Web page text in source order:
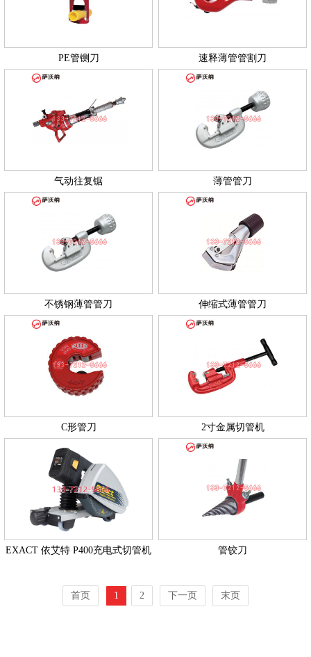
PE管铡刀 速释薄管管割刀
气动往复锯 薄管管刀
不锈钢薄管管刀 伸缩式薄管管刀
C形管刀 2寸金属切管机
EXACT 依艾特 P400充电式切管机 管铰刀
首页 1 2 下一页 末页